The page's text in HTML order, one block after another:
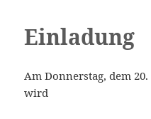
Einladung
Am Donnerstag, dem
wird